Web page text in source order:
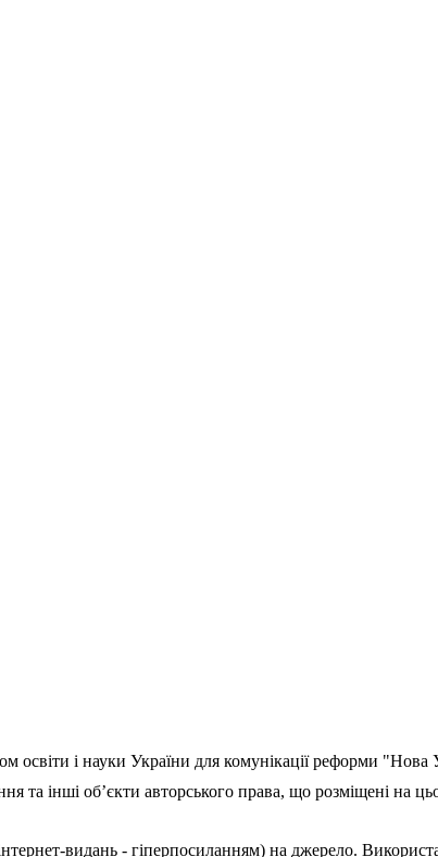
освіти і науки України для комунікації реформи
та інші об’єкти авторського права, що розміщені на
видань - гіперпосиланням) на джерело.